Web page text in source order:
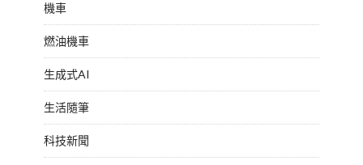
機車
燃油機車
生成式AI
生活隨筆
科技新聞